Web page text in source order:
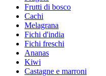
Frutti di bosco
Cachi
Melagrana
Fichi d'india
Fichi freschi
Ananas
Kiwi
Castagne e marroni